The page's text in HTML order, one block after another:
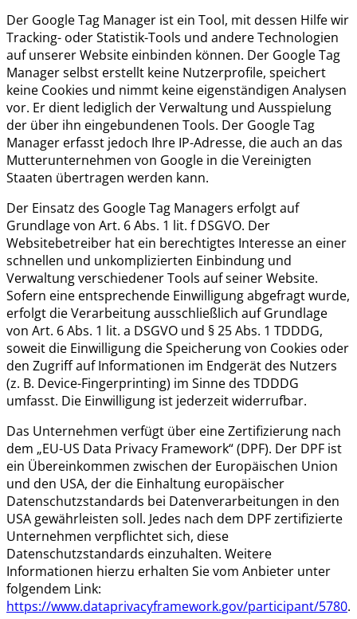
Der Google Tag Manager ist ein Tool, mit dessen Hilfe wir
Tracking- oder Statistik-Tools und andere Technologien
auf unserer Website einbinden können. Der Google Tag
Manager selbst erstellt keine Nutzerprofile, speichert
keine Cookies und nimmt keine eigenständigen Analysen
vor. Er dient lediglich der Verwaltung und Ausspielung
der über ihn eingebundenen Tools. Der Google Tag
Manager erfasst jedoch Ihre IP-Adresse, die auch an das
Mutterunternehmen von Google in die Vereinigten
Staaten übertragen werden kann.
Der Einsatz des Google Tag Managers erfolgt auf
Grundlage von Art. 6 Abs. 1 lit. f DSGVO. Der
Websitebetreiber hat ein berechtigtes Interesse an einer
schnellen und unkomplizierten Einbindung und
Verwaltung verschiedener Tools auf seiner Website.
Sofern eine entsprechende Einwilligung abgefragt wurde,
erfolgt die Verarbeitung ausschließlich auf Grundlage
von Art. 6 Abs. 1 lit. a DSGVO und § 25 Abs. 1 TDDDG,
soweit die Einwilligung die Speicherung von Cookies oder
den Zugriff auf Informationen im Endgerät des Nutzers
(z. B. Device-Fingerprinting) im Sinne des TDDDG
umfasst. Die Einwilligung ist jederzeit widerrufbar.
Das Unternehmen verfügt über eine Zertifizierung nach
dem „EU-US Data Privacy Framework“ (DPF). Der DPF ist
ein Übereinkommen zwischen der Europäischen Union
und den USA, der die Einhaltung europäischer
Datenschutzstandards bei Datenverarbeitungen in den
USA gewährleisten soll. Jedes nach dem DPF zertifizierte
Unternehmen verpflichtet sich, diese
Datenschutzstandards einzuhalten. Weitere
Informationen hierzu erhalten Sie vom Anbieter unter
folgendem Link:
https://www.dataprivacyframework.gov/participant/5780.